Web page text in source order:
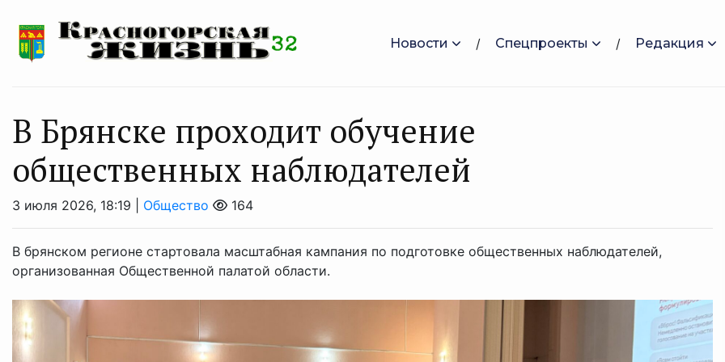
Новости Спецпроекты Редакция
В Брянске проходит обучение
общественных наблюдателей
3 июля 2026, 18:19 | Общество 164
В брянском регионе стартовала масштабная кампания по подготовке общественных наблюдателей,
организованная Общественной палатой области.